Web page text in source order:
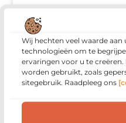
Wij hechten veel waarde
technologieën om te
ervaringen voor u te
worden gebruikt, zoals
sitegebruik. Raadpleeg ons
In de
diervoeding
de
cruciale rol.
graan
het